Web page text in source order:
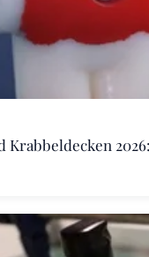
Krabbeldecken